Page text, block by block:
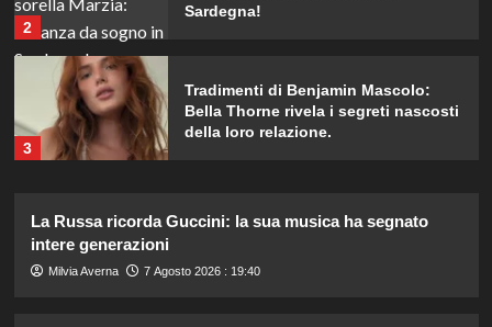
2
Sardegna!
3
Tradimenti di Benjamin Mascolo:
Bella Thorne rivela i segreti nascosti
della loro relazione.
4
sogno con le amiche prima del
La Russa ricorda Guccini: la sua musica ha segnato
intere generazioni
Milvia Averna 7 Agosto 2026 : 19:40